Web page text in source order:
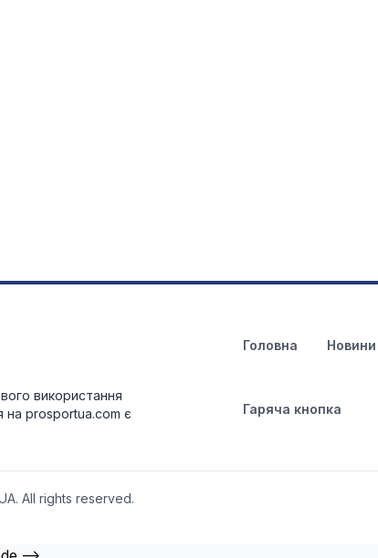
використання
на prosportua.com є
Головна Новини
Гаряча кнопка
All rights reserved.